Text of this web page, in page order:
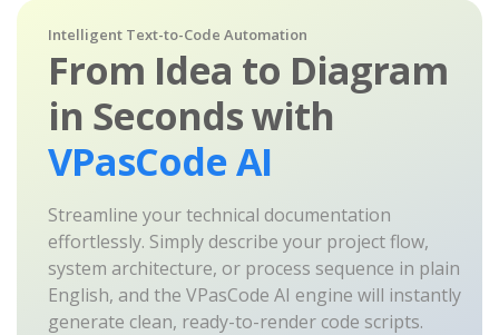
Intelligent Text-to-Code Automation
From Idea to Diagram
in Seconds with
VPasCode AI
Streamline your technical documentation
effortlessly. Simply describe your project flow,
system architecture, or process sequence in plain
English, and the VPasCode AI engine will instantly
generate clean, ready-to-render code scripts.